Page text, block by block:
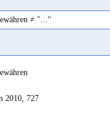
≠ "..."
2010, 727